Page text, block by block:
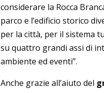
considerare la Rocca
parco e l’edificio storico
per la città, per il sistema
su quattro grandi assi di
ambiente ed eventi”.
Anche grazie all’aiuto del